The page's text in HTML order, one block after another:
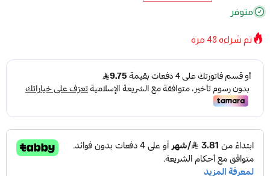
متوفر
تم شراءه 48 مرة